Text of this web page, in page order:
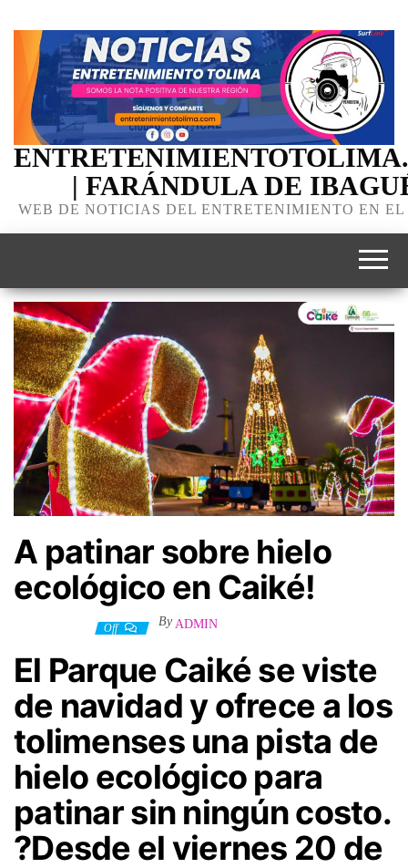
| FARÁNDULA DE
WEB DE NOTICIAS DEL ENTRETENIMIENTO EN
A patinar sobre hielo
ecológico en Caiké!
Off By ADMIN
El Parque Caiké se viste
de navidad y ofrece a los
tolimenses una pista de
hielo ecológico para
patinar sin ningún costo.
?Desde el viernes 20 de